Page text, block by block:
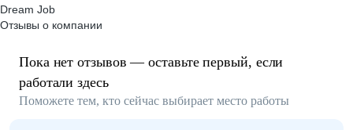
Dream Job
Отзывы о компании
Пока нет отзывов — оставьте первый, если
работали здесь
Поможете тем, кто сейчас выбирает место работы